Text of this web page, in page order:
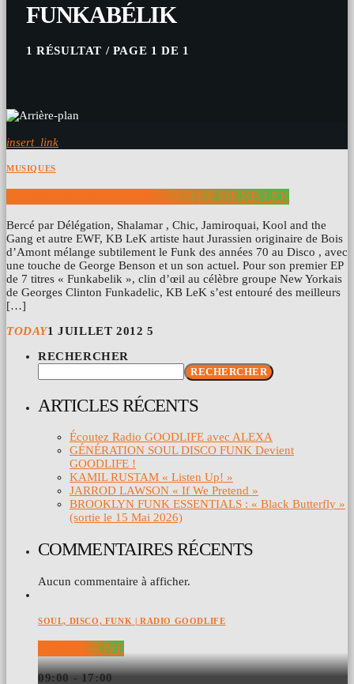
FUNKABÉLIK
1 RÉSULTAT / PAGE 1 DE 1
insert_link
MUSIQUES
« FUNKABÉLIK » LE PREMIER E.P. DE KB LEK
Bercé par Délégation, Shalamar , Chic, Jamiroquai, Kool and the
Gang et autre EWF, KB LeK artiste haut Jurassien originaire de Bois
d’Amont mélange subtilement le Funk des années 70 au Disco , avec
une touche de George Benson et un son actuel. Pour son premier EP
de 7 titres « Funkabelik », clin d’œil au célèbre groupe New Yorkais
de Georges Clinton Funkadelic, KB LeK s’est entouré des meilleurs
[…]
TODAY1 JUILLET 2012 5
RECHERCHER
RECHERCHER
ARTICLES RÉCENTS
Écoutez Radio GOODLIFE avec ALEXA
GÉNÉRATION SOUL DISCO FUNK Devient
GOODLIFE !
KAMIL RUSTAM « Listen Up! »
JARROD LAWSON « If We Pretend »
BROOKLYN FUNK ESSENTIALS : « Black Butterfly »
(sortie le 15 Mai 2026)
COMMENTAIRES RÉCENTS
Aucun commentaire à afficher.
SOUL, DISCO, FUNK | RADIO GOODLIFE
DAY GROOVE
09:00 - 17:00